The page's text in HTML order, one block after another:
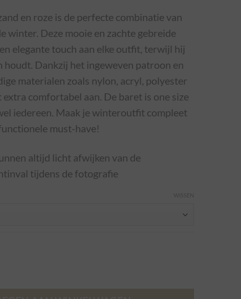
en roze is de perfecte combinatie van
winter. Deze mooie en zachte gebreide
elegante touch aan elke outfit, terwijl hij
houdt. Dankzij het ingeweven patroon en
materialen zoals nylon, acryl, polyester
comfortabel aan. De baret is one size
iedereen. Maak je winteroutfit compleet
must-have!
altijd licht afwijken van de
tijdens de fotografie
div. kleuren. aantal